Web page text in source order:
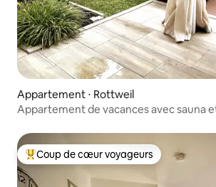
Appartement ⋅ Rottweil
Appartement de vacances avec sauna
Coups de cœur voyageurs les plus
Coup de cœur voyageurs